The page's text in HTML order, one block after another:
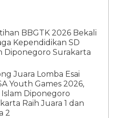
BBGTK 2026 Bekali
Kependidikan SD
Diponegoro Surakarta
Juara Lomba Esai
Youth Games 2026,
Islam Diponegoro
Raih Juara 1 dan
2